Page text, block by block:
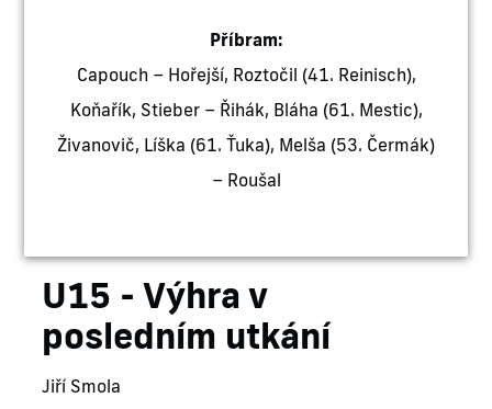
Příbram:
Capouch – Hořejší, Roztočil (41. Reinisch),
Koňařík, Stieber – Řihák, Bláha (61. Mestic),
Živanovič, Líška (61. Ťuka), Melša (53. Čermák)
– Roušal
U15 - Výhra v
posledním utkání
Jiří Smola